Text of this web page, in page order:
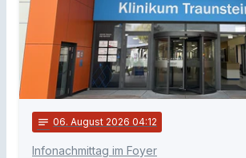
notes 06. August 2026 04:12
Infonachmittag im Foyer